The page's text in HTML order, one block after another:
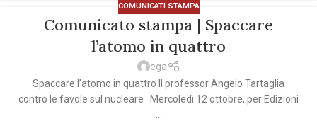
COMUNICATI STAMPA
Comunicato stampa | Spaccare
l’atomo in quattro
ega
Spaccare l’atomo in quattro Il professor Angelo Tartaglia
contro le favole sul nucleare Mercoledì 12 ottobre, per Edizioni